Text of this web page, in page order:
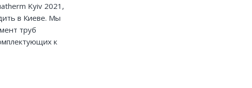
Kyiv 2021,
в Киеве. Мы
труб
к